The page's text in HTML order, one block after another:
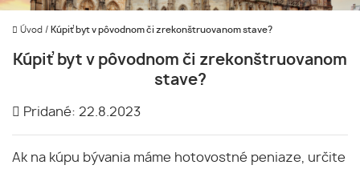
Úvod / Kúpiť byt v pôvodnom či zrekonštruovanom stave?
Kúpiť byt v pôvodnom či zrekonštruovanom
stave?
Pridané: 22.8.2023
Ak na kúpu bývania máme hotovostné peniaze, určite